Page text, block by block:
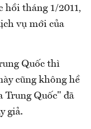
hồi tháng 1/2011,
vụ mới của
Quốc thì
cũng không hề
Trung Quốc" đã
giả.